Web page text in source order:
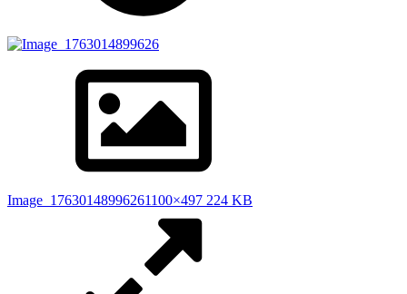
Image_17630148996261100×497 224 KB